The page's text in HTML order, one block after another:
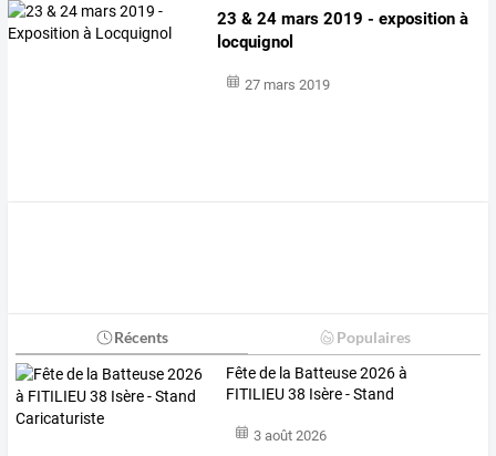
23 & 24 mars 2019 - exposition à
locquignol
27 mars 2019
Récents Populaires
Fête de la Batteuse 2026 à
FITILIEU 38 Isère - Stand
3 août 2026